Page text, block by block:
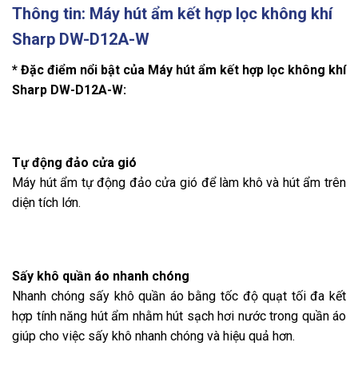
Thông tin: Máy hút ẩm kết hợp lọc không khí
Sharp DW-D12A-W
* Đặc điểm nổi bật của Máy hút ẩm kết hợp lọc không khí
Sharp DW-D12A-W:
Tự động đảo cửa gió
Máy hút ẩm tự động đảo cửa gió để làm khô và hút ẩm trên
diện tích lớn.
Sấy khô quần áo nhanh chóng
Nhanh chóng sấy khô quần áo bằng tốc độ quạt tối đa kết
hợp tính năng hút ẩm nhằm hút sạch hơi nước trong quần áo
giúp cho việc sấy khô nhanh chóng và hiệu quả hơn.